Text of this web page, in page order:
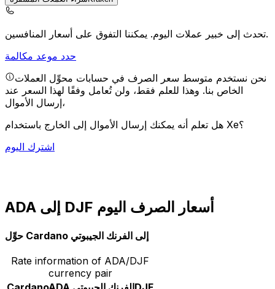
تحدث إلى خبير عملات اليوم.يمكننا التفوق على أسعار المنافسين.
حدد موعد مكالمة
نحن نستخدم متوسط سعر الصرف في حسابات محوِّل العملات
الخاص بنا. وهذا للعلم فقط، ولن تُعامل وفقًا لهذا السعر عند
إرسال الأموال،
هل تعلم أنه يمكنك إرسال الأموال إلى الخارج باستخدام Xe؟
اشترك اليوم
ADA إلى DJF أسعار الصرف اليوم
حوِّل Cardano إلى الفرنك الجيبوتي
Rate information of ADA/DJF
currency pair